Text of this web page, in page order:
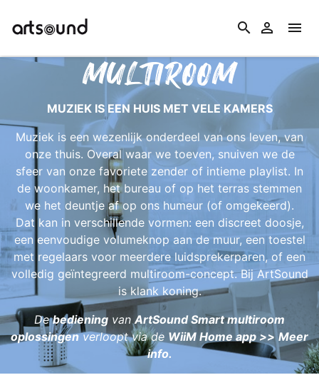
search  
MULTIROOM
MUZIEK IS EEN HUIS MET VELE KAMERS
Muziek is een wezenlijk onderdeel van ons leven, van
onze thuis. Overal waar we toeven, snuiven we de
sfeer van onze favoriete zender of intieme playlist. In
de woonkamer, het bureau of op het terras stemmen
we het deuntje af op ons humeur (of omgekeerd).
Dat kan in verschillende vormen: een discreet doosje,
een eenvoudige volumeknop aan de muur, een toestel
met regelaars voor meerdere luidsprekerparen, of een
volledig geïntegreerd multiroom-concept. Bij ArtSound
is klank koning.
Debediening vanArtSound Smart multiroom
oplossingenverloopt via de WiiM Home app >> Meer
info.